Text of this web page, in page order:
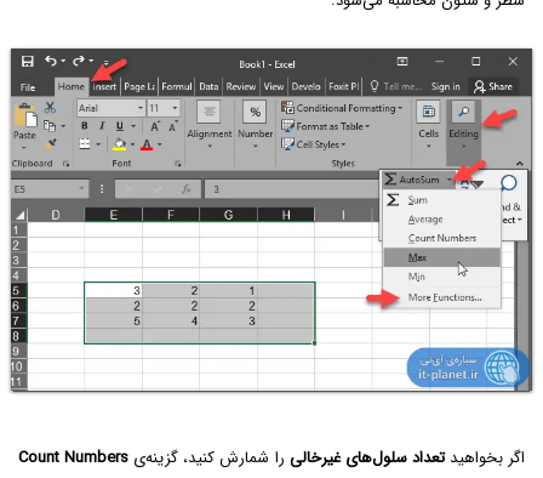
اگر بخواهیدتعداد سلول‌های غیرخالی را شمارش کنید، گزینه‌ی Count Numbers